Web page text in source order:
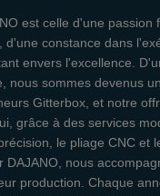
est celle d'une passion
d'une constance dans
envers l'excellence.
nous sommes devenus
Gitterbox, et notre
grâce à des services
le pliage CNC et
DAJANO, nous
production. Chaque